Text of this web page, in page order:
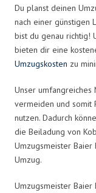
Du planst deinen
nach einer günstigen
bist du genau richtig!
bieten dir eine
Umzugskosten zu
Unser umfangreiches
vermeiden und somit
nutzen. Dadurch
die Beiladung von
Umzugsmeister
Umzug.
Umzugsmeister